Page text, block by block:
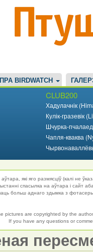
BIRDWATCH
CLUB200
Хадулачнік
Кулік-гразевік
Шчурка-
Чапля-кваква
які яго размясціў (калі не
спасылка на аўтара і сайт
больш аднаго здымка з
pictures are copyrighted by the
If you have any questions or